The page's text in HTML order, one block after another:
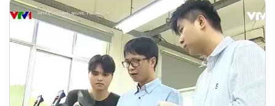
Quỹ nghiệm thu. Dự án do PGS.TS. La Mạnh Hùng chủ nhiệm,
Công ty TNHH Automated Inspection Robots (AIR Việt Nam)
chủ trì. Hướng đến mục tiêu nghiên cứu ứng dụng, dự án cung
cấp giải pháp công nghệ tự động hoá cho quá trình kiểm tra
các cấu trúc xây dựng, cầu đường được an toàn, kết quả chính
xác và […]